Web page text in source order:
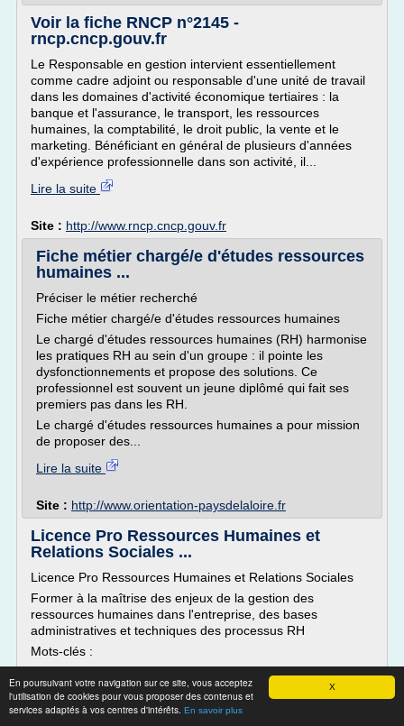
X
En poursuivant votre navigation sur ce site, vous acceptez
l'utilisation de cookies pour vous proposer des contenus et
services adaptés à vos centres d'intérêts. En savoir plus
Voir la fiche RNCP n°2145 -
rncp.cncp.gouv.fr
Le Responsable en gestion intervient essentiellement
comme cadre adjoint ou responsable d'une unité de travail
dans les domaines d'activité économique tertiaires : la
banque et l'assurance, le transport, les ressources
humaines, la comptabilité, le droit public, la vente et le
marketing. Bénéficiant en général de plusieurs d'années
d'expérience professionnelle dans son activité, il...
Lire la suite
Site : http://www.rncp.cncp.gouv.fr
Fiche métier chargé/e d'études ressources
humaines ...
Préciser le métier recherché
Fiche métier chargé/e d'études ressources humaines
Le chargé d'études ressources humaines (RH) harmonise
les pratiques RH au sein d'un groupe : il pointe les
dysfonctionnements et propose des solutions. Ce
professionnel est souvent un jeune diplômé qui fait ses
premiers pas dans les RH.
Le chargé d'études ressources humaines a pour mission
de proposer des...
Lire la suite
Site : http://www.orientation-paysdelaloire.fr
Licence Pro Ressources Humaines et
Relations Sociales ...
Licence Pro Ressources Humaines et Relations Sociales
Former à la maîtrise des enjeux de la gestion des
ressources humaines dans l'entreprise, des bases
administratives et techniques des processus RH
Mots-clés :
Contrat d'Apprentissage et contrat de Professionnalisation
Validation :